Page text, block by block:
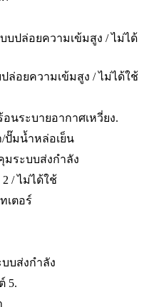
บปล่อยความเข้มสูง / ไม่ได้
ล่อยความเข้มสูง / ไม่ได้ใช้
นระบายอากาศเหวี่ยง.
ปั๊มน้ำหล่อเย็น
มระบบส่งกำลัง
/ ไม่ได้ใช้
เตอร์
บส่งกำลัง
5.